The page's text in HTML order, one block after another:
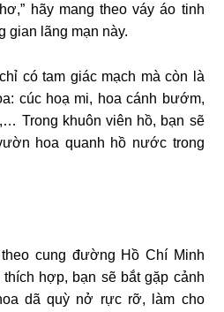
hãy mang theo váy áo tinh
gian lãng mạn này.
có tam giác mạch mà còn là
cúc hoạ mi, hoa cánh bướm,
Trong khuôn viên hồ, bạn sẽ
hoa quanh hồ nước trong
cung đường Hồ Chí Minh
thích hợp, bạn sẽ bắt gặp cảnh
dã quỳ nở rực rỡ, làm cho